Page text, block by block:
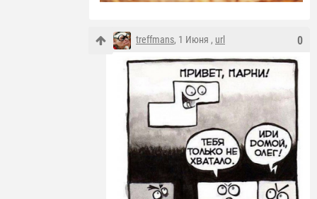
0
treffmans, 1 Июня , url